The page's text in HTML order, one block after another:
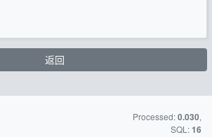
返回
Processed:0.030,
SQL:16